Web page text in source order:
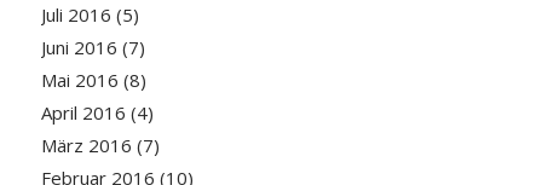
Juli 2016 (5)
Juni 2016 (7)
Mai 2016 (8)
April 2016 (4)
März 2016 (7)
Februar 2016 (10)